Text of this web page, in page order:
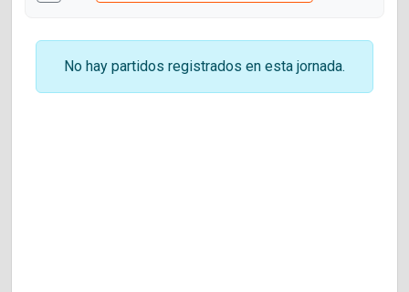
No hay partidos registrados en esta jornada.